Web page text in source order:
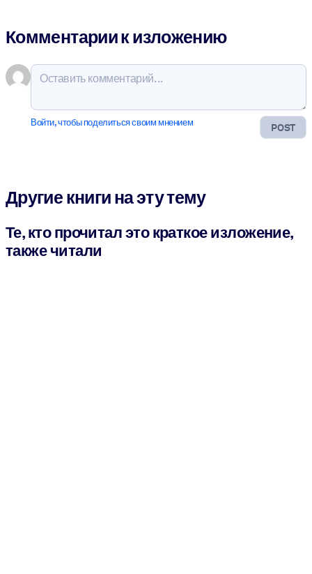
Комментарии к изложению
POST
Войти, чтобы поделиться своим мнением
Другие книги на эту тему
Те, кто прочитал это краткое изложение,
также читали